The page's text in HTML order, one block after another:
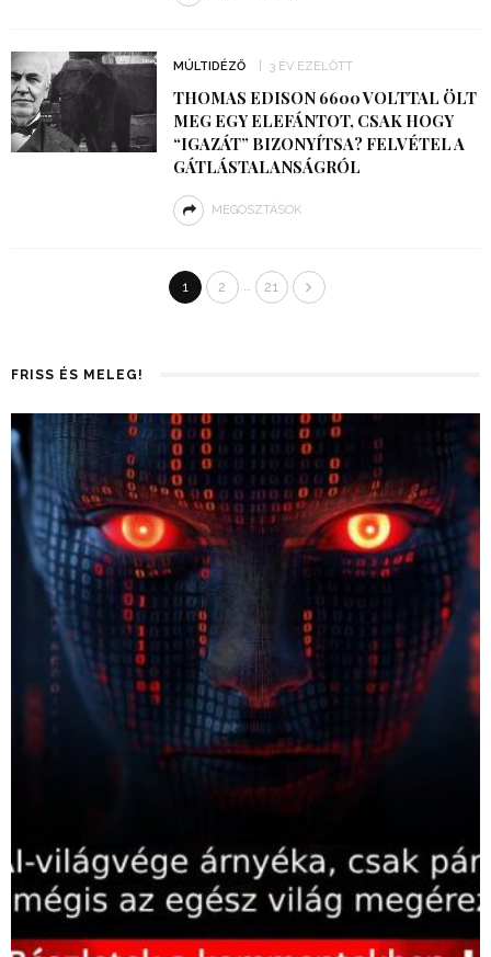
MÚLTIDÉZŐ 3 ÉV EZELŐTT
THOMAS EDISON 6600 VOLTTAL ÖLT
MEG EGY ELEFÁNTOT, CSAK HOGY
“IGAZÁT” BIZONYÍTSA? FELVÉTEL A
GÁTLÁSTALANSÁGRÓL
MEGOSZTÁSOK
1 2 … 21
FRISS ÉS MELEG!